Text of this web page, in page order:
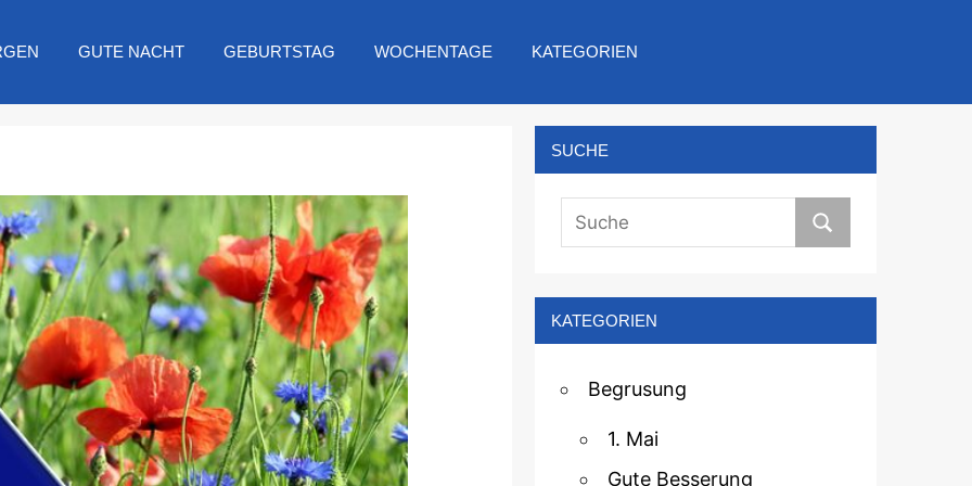
GUTE NACHT GEBURTSTAG WOCHENTAGE KATEGORIEN
SUCHE
KATEGORIEN
Begrusung
1. Mai
Gute Besserung